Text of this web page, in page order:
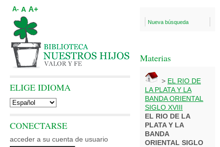
Nueva búsqueda
Materias
> EL RIO DE
LA PLATA Y LA
BANDA ORIENTAL
SIGLO XVIII
EL RIO DE LA
PLATA Y LA
BANDA
ORIENTAL SIGLO
A- A A+
ELIGE IDIOMA
CONECTARSE
acceder a su cuenta de usuario